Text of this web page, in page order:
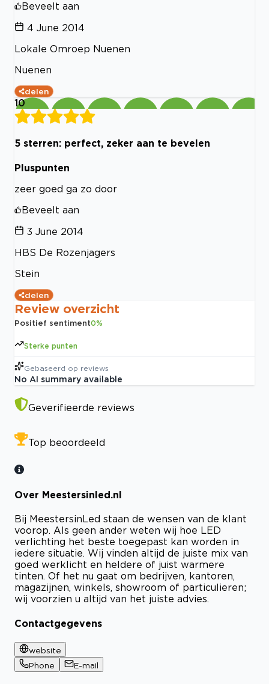
Beveelt aan
4 June 2014
Lokale Omroep Nuenen
Nuenen
delen
10
5 sterren: perfect, zeker aan te bevelen
Pluspunten
zeer goed ga zo door
Beveelt aan
3 June 2014
HBS De Rozenjagers
Stein
delen
Review overzicht
Positief sentiment0%
Sterke punten
Gebaseerd op reviews
No AI summary available
Geverifieerde reviews
Top beoordeeld
Over Meestersinled.nl
Bij MeestersinLed staan de wensen van de klant
voorop. Als geen ander weten wij hoe LED
verlichting het beste toegepast kan worden in
iedere situatie. Wij vinden altijd de juiste mix van
goed werklicht en heldere of juist warmere
tinten. Of het nu gaat om bedrijven, kantoren,
magazijnen, winkels, showroom of particulieren;
wij voorzien u altijd van het juiste advies.
Contactgegevens
website
Phone
E-mail